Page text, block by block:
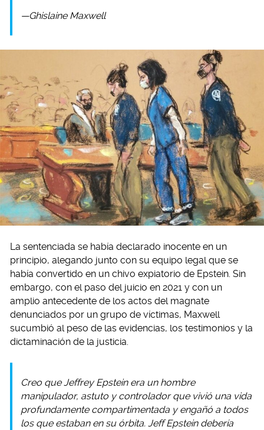
—Ghislaine Maxwell
La sentenciada se había declarado inocente en un
principio, alegando junto con su equipo legal que se
había convertido en un chivo expiatorio de Epstein. Sin
embargo, con el paso del juicio en 2021 y con un
amplio antecedente de los actos del magnate
denunciados por un grupo de víctimas, Maxwell
sucumbió al peso de las evidencias, los testimonios y la
dictaminación de la justicia.
Creo que Jeffrey Epstein era un hombre
manipulador, astuto y controlador que vivió una vida
profundamente compartimentada y engañó a todos
los que estaban en su órbita. Jeff Epstein debería